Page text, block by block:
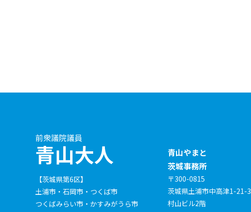
前衆議院議員
青山大人
【茨城県第6区】
土浦市・石岡市・つくば市
つくばみらい市・かすみがうら市
青山やまと
茨城事務所
〒300-0815
茨城県土浦市中高津1-21-3
村山ビル2階